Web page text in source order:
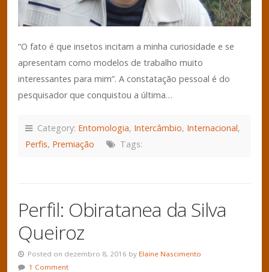
“O fato é que insetos incitam a minha curiosidade e se
apresentam como modelos de trabalho muito
interessantes para mim”. A constatação pessoal é do
pesquisador que conquistou a última…
Category: Entomologia, Intercâmbio, Internacional,
Perfis, Premiação Tags:
Perfil: Obiratanea da Silva
Queiroz
Posted on dezembro 8, 2016 by Elaine Nascimento
1 Comment